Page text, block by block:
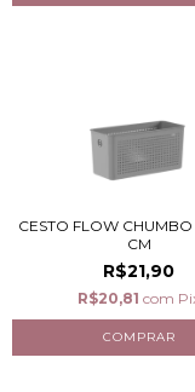
CESTO FLOW CHUMBO
CM
R$21,90
R$20,81 com